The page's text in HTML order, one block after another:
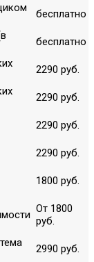
бесплатно
бесплатно
2290 руб.
2290 руб.
2290 руб.
2290 руб.
1800 руб.
От 1800
руб.
2990 руб.